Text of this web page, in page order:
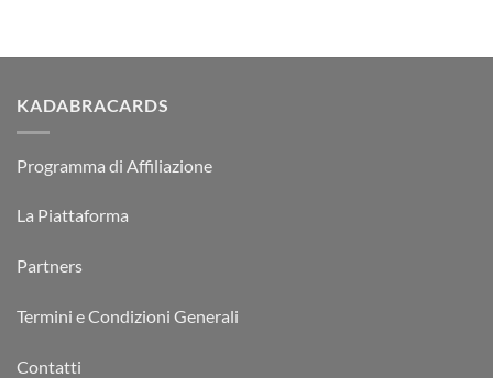
KADABRACARDS
Programma di Affiliazione
La Piattaforma
Partners
Termini e Condizioni Generali
Contatti